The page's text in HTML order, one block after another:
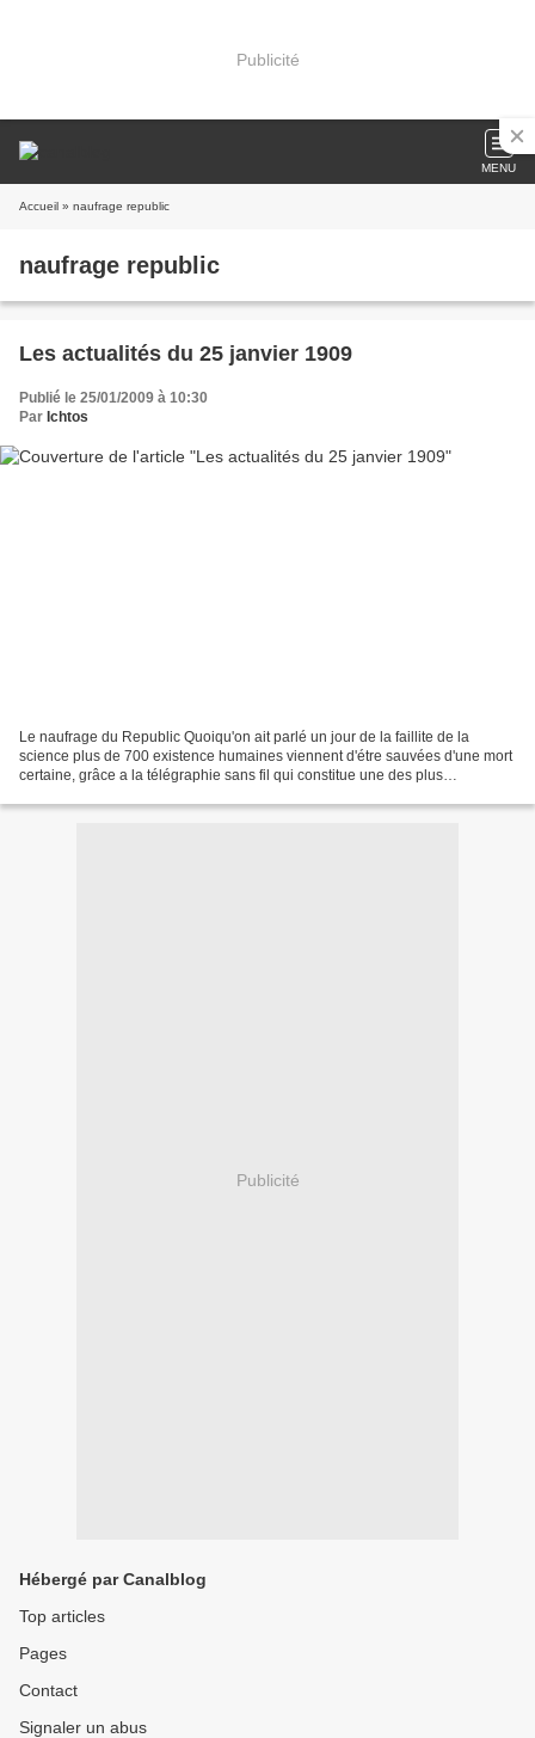
Publicité
MENU
Accueil » naufrage republic
naufrage republic
Les actualités du 25 janvier 1909
Publié le 25/01/2009 à 10:30
Par Ichtos
Le naufrage du Republic Quoiqu'on ait parlé un jour de la faillite de la
science plus de 700 existence humaines viennent d'étre sauvées d'une mort
certaine, grâce a la télégraphie sans fil qui constitue une des plus
Publicité
Hébergé par Canalblog
Top articles
Pages
Contact
Signaler un abus